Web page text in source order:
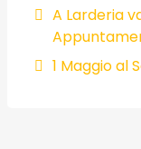
A Larderia
1 Maggio al